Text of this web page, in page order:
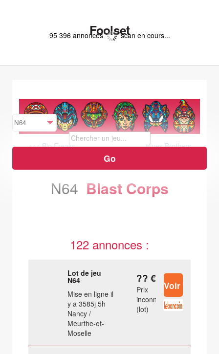
Foolset
95 396 annonces scan en cours...
<<< Bio Freaks
Blues Brothers
2000 >>>
N64 Blast Corps
122 annonces :
Lot de jeu
N64
Mise en ligne il
y a 3585j 5h
Nancy /
Meurthe-et-
Moselle
?? €
Prix
inconnu
(lot)